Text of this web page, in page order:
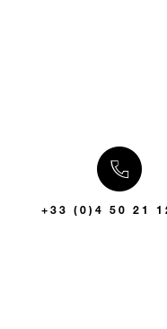
+33 (0)4 50 21